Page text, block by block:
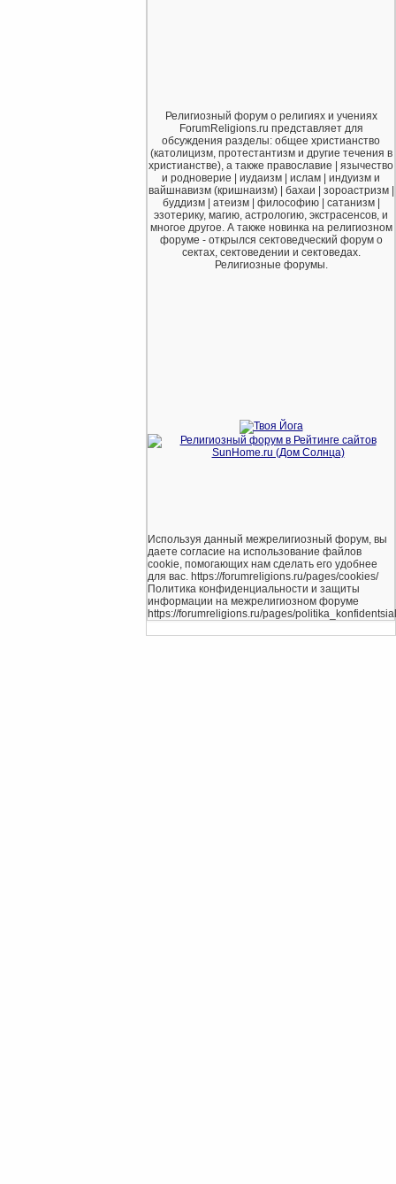
Религиозный форум о религиях и учениях
ForumReligions.ru представляет для
обсуждения разделы: общее христианство
(католицизм, протестантизм и другие течения в
христианстве), а также православие | язычество
и родноверие | иудаизм | ислам | индуизм и
вайшнавизм (кришнаизм) | бахаи | зороастризм |
буддизм | атеизм | философию | сатанизм |
эзотерику, магию, астрологию, экстрасенсов, и
многое другое. А также новинка на религиозном
форуме - открылся сектоведческий форум о
сектах, сектоведении и сектоведах.
Религиозные форумы.
Используя данный межрелигиозный форум, вы
даете согласие на использование файлов
cookie, помогающих нам сделать его удобнее
для вас. https://forumreligions.ru/pages/cookies/
Политика конфиденциальности и защиты
информации на межрелигиозном форуме
https://forumreligions.ru/pages/